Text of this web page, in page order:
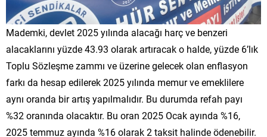
Mademki, devlet 2025 yılında alacağı harç ve benzeri
alacaklarını yüzde 43.93 olarak artıracak o halde, yüzde 6’lık
Toplu Sözleşme zammı ve üzerine gelecek olan enflasyon
farkı da hesap edilerek 2025 yılında memur ve emeklilere
aynı oranda bir artış yapılmalıdır. Bu durumda refah payı
%32 oranında olacaktır. Bu oran 2025 Ocak ayında %16,
2025 temmuz ayında %16 olarak 2 taksit halinde ödenebilir.